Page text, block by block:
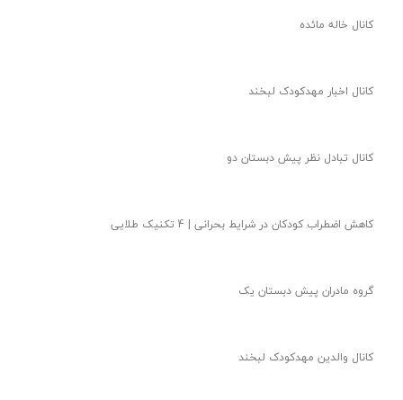
کانال خاله مائده
کانال اخبار مهدکودک لبخند
کانال تبادل نظر پیش دبستان دو
کاهش اضطراب کودکان در شرایط بحرانی | 4 تکنیک طلایی
گروه مادران پیش دبستان یک
کانال والدین مهدکودک لبخند